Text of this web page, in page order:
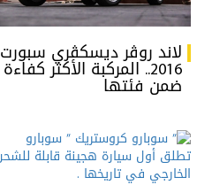
لاند روڤر ديسكڤري سبورت
2016.. المركبة الأكثر كفاءة
ضمن فئتها